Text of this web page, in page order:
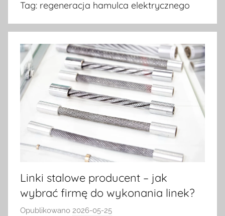
Tag: regeneracja hamulca elektrycznego
Linki stalowe producent – jak
wybrać firmę do wykonania linek?
Opublikowano 2026-05-25